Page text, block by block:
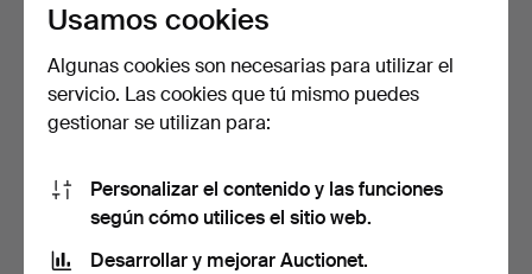
WOLFGANG FEIERBACH.
4 x carcasas de asient…
Subastado 22 ene 2024
Arflex, 3 x sillas con asiento
Subastado 22 ene 2024
Usamos cookies
Algunas cookies son necesarias para utilizar el
servicio. Las cookies que tú mismo puedes
gestionar se utilizan para:
Personalizar el contenido y las funciones
según cómo utilices el sitio web.
Desarrollar y mejorar Auctionet.